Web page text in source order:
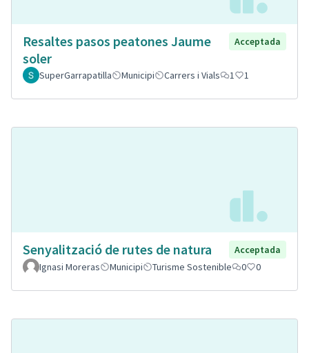
Resaltes pasos peatones Jaume
soler
Acceptada
SuperGarrapatilla Municipi Carrers i Vials 1 1
Senyalització de rutes de natura
Acceptada
Ignasi Moreras
Municipi Turisme Sostenible 0 0